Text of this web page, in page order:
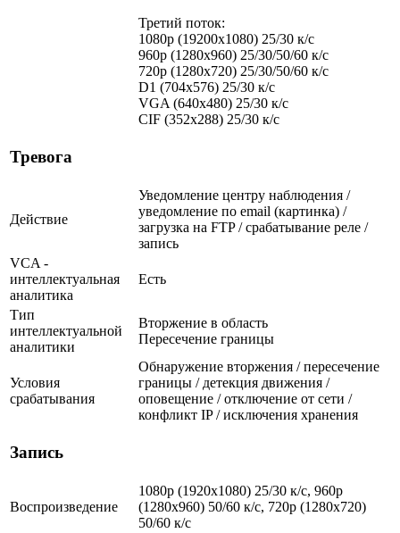
Третий поток:
1080p (19200х1080) 25/30 к/с
960р (1280х960) 25/30/50/60 к/с
720p (1280х720) 25/30/50/60 к/с
D1 (704x576) 25/30 к/с
VGA (640x480) 25/30 к/с
CIF (352x288) 25/30 к/с
Тревога
Действие
Уведомление центру наблюдения /
уведомление по email (картинка) /
загрузка на FTP / срабатывание реле /
запись
VCA -
интеллектуальная
аналитика
Есть
Тип
интеллектуальной
аналитики
Вторжение в область
Пересечение границы
Условия
срабатывания
Обнаружение вторжения / пересечение
границы / детекция движения /
оповещение / отключение от сети /
конфликт IP / исключения хранения
Запись
Воспроизведение
1080p (1920x1080) 25/30 к/с, 960p
(1280х960) 50/60 к/с, 720p (1280х720)
50/60 к/с